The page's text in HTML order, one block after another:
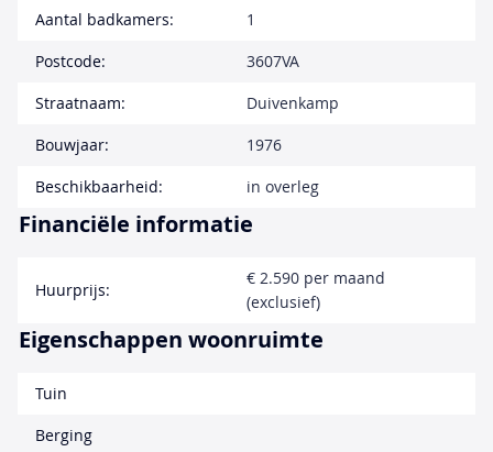
Aantal badkamers:
1
Postcode:
3607VA
Straatnaam:
Duivenkamp
Bouwjaar:
1976
Beschikbaarheid:
in overleg
Financiële informatie
Huurprijs:
€ 2.590 per maand
(exclusief)
Eigenschappen woonruimte
Tuin
Berging